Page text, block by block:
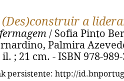
(Des)construir a
/ Sofia Pinto
Palmira
il. ; 21 cm. - ISBN 978-
persistente: http://